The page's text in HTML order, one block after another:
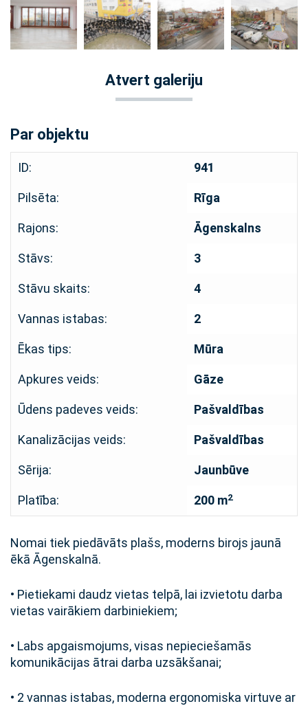
Atvert galeriju
Par objektu
ID: 941
Pilsēta: Rīga
Rajons: Āgenskalns
Stāvs: 3
Stāvu skaits: 4
Vannas istabas: 2
Ēkas tips: Mūra
Apkures veids: Gāze
Ūdens padeves veids: Pašvaldības
Kanalizācijas veids: Pašvaldības
Sērija: Jaunbūve
Platība: 200 m2
Nomai tiek piedāvāts plašs, moderns birojs jaunā
ēkā Āgenskalnā.
• Pietiekami daudz vietas telpā, lai izvietotu darba
vietas vairākiem darbiniekiem;
• Labs apgaismojums, visas nepieciešamās
komunikācijas ātrai darba uzsākšanai;
• 2 vannas istabas, moderna ergonomiska virtuve ar